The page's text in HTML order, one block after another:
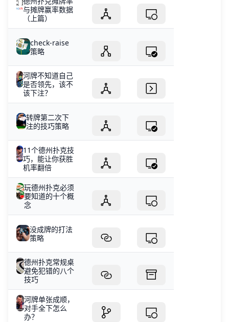
与摊牌赢率数据
（上篇）
check-raise
策略
河牌不知道自己
是否领先，该不
该下注？
转牌第二次下
注的技巧策略
11个德州扑克技
巧，能让你获胜
机率翻倍
玩德州扑克必须
要知道的十个概
念
没成牌的打法
策略
德州扑克常规桌
避免犯错的八个
技巧
河牌单张成顺，
对手全下怎么
办？